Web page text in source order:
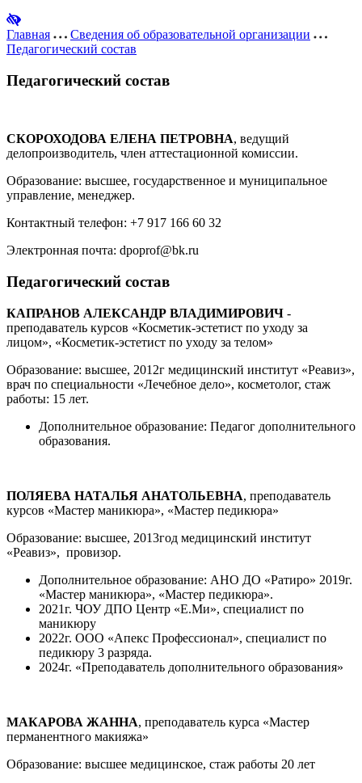
Главная
Сведения об образовательной организации
Педагогический состав
Педагогический состав
СКОРОХОДОВА ЕЛЕНА ПЕТРОВНА, ведущий
делопроизводитель, член аттестационной комиссии.
Образование: высшее, государственное и муниципальное
управление, менеджер.
Контактный телефон: +7 917 166 60 32
Электронная почта: dpoprof@bk.ru
Педагогический состав
КАПРАНОВ АЛЕКСАНДР ВЛАДИМИРОВИЧ -
преподаватель курсов «Косметик-эстетист по уходу за
лицом», «Косметик-эстетист по уходу за телом»
Образование: высшее, 2012г медицинский институт «Реавиз»,
врач по специальности «Лечебное дело», косметолог, стаж
работы: 15 лет.
Дополнительное образование: Педагог дополнительного
образования.
ПОЛЯЕВА НАТАЛЬЯ АНАТОЛЬЕВНА, преподаватель
курсов «Мастер маникюра», «Мастер педикюра»
Образование: высшее, 2013год медицинский институт
«Реавиз», провизор.
Дополнительное образование: АНО ДО «Ратиро» 2019г.
«Мастер маникюра», «Мастер педикюра».
2021г. ЧОУ ДПО Центр «Е.Ми», специалист по
маникюру
2022г. ООО «Апекс Профессионал», специалист по
педикюру 3 разряда.
2024г. «Преподаватель дополнительного образования»
МАКАРОВА ЖАННА, преподаватель курса «Мастер
перманентного макияжа»
Образование: высшее медицинское, стаж работы 20 лет